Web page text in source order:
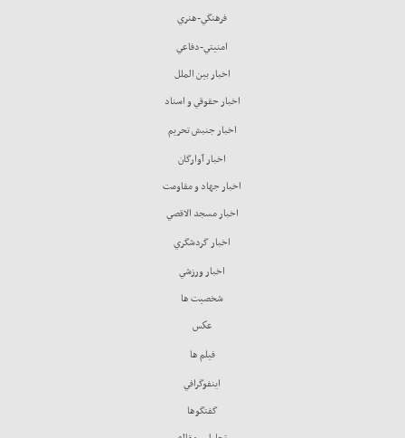
فرهنگي-هنري
امنيتي-دفاعي
اخبار بين الملل
اخبار حقوقي و اسناد
اخبار جنبش تحريم
اخبار آوارگان
اخبار جهاد و مقاومت
اخبار مسجد الاقصي
اخبار گردشگري
اخبار ورزشي
شخصيت ها
عكس
فيلم ها
اينفوگرافي
گفتگوها